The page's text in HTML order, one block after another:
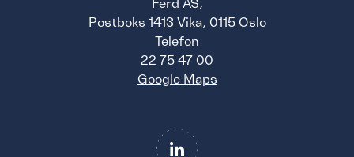
Ferd AS,
Postboks 1413 Vika, 0115 Oslo
Telefon
22 75 47 00
Google Maps